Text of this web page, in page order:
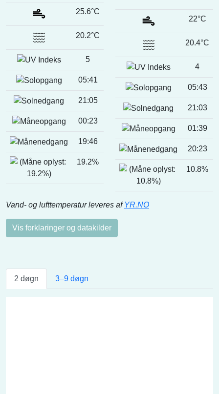
25.6°C
20.2°C
5
05:41
21:05
00:23
19:46
19.2%
22°C
20.4°C
4
05:43
21:03
01:39
20:23
10.8%
Vand- og lufttemperatur leveres afYR.NO
Vis forklaringer og datakilder
2 døgn 3–9 døgn